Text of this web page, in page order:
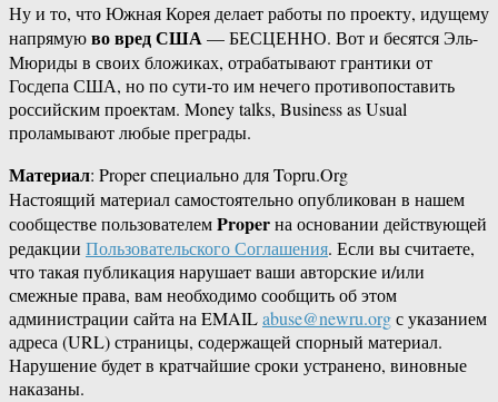
Ну и то, что Южная Корея делает работы по проекту, идущему
напрямуюво вред США— БЕСЦЕННО. Вот и бесятся Эль-
Мюриды в своих бложиках, отрабатывают грантики от
Госдепа США, но по сути-то им нечего противопоставить
российским проектам. Money talks, Business as Usual
проламывают любые преграды.
Материал: Proper специально для Topru.Org
Настоящий материал самостоятельно опубликован в нашем
сообществе пользователемProperна основании действующей
редакции Пользовательского Соглашения. Если вы считаете,
что такая публикация нарушает ваши авторские и/или
смежные права, вам необходимо сообщить об этом
администрации сайта на EMAILabuse@newru.orgс указанием
адреса (URL) страницы, содержащей спорный материал.
Нарушение будет в кратчайшие сроки устранено, виновные
наказаны.